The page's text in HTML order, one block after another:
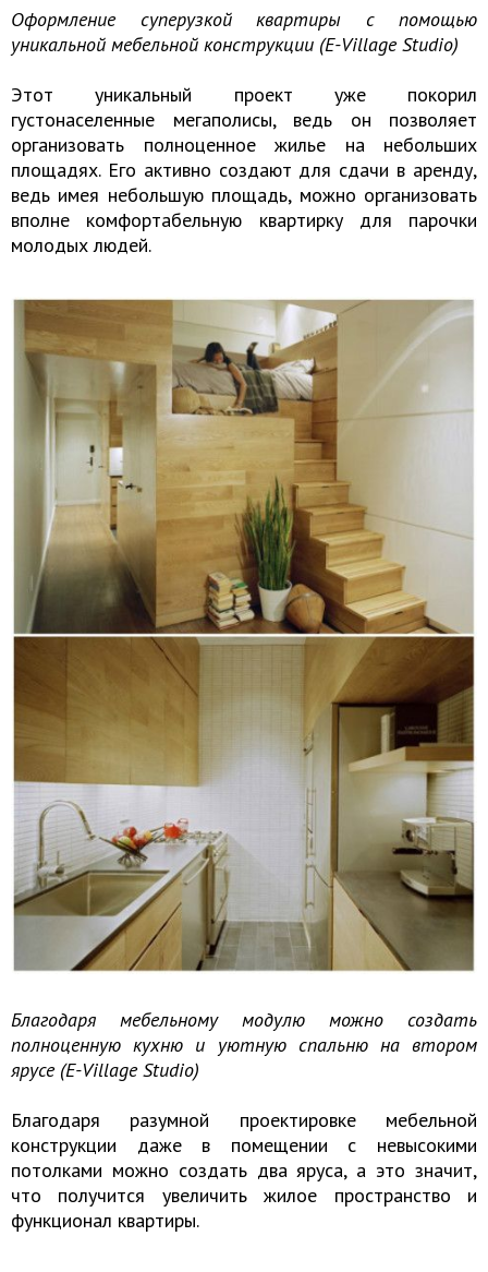
Оформление суперузкой квартиры с помощью
уникальной мебельной конструкции (E-Village Studio)
Этот уникальный проект уже покорил
густонаселенные мегаполисы, ведь он позволяет
организовать полноценное жилье на небольших
площадях. Его активно создают для сдачи в аренду,
ведь имея небольшую площадь, можно организовать
вполне комфортабельную квартирку для парочки
молодых людей.
Благодаря мебельному модулю можно создать
полноценную кухню и уютную спальню на втором
ярусе (E-Village Studio)
Благодаря разумной проектировке мебельной
конструкции даже в помещении с невысокими
потолками можно создать два яруса, а это значит,
что получится увеличить жилое пространство и
функционал квартиры.